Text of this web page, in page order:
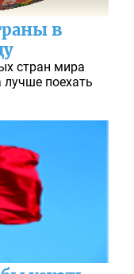
в
стран мира
лучше поехать